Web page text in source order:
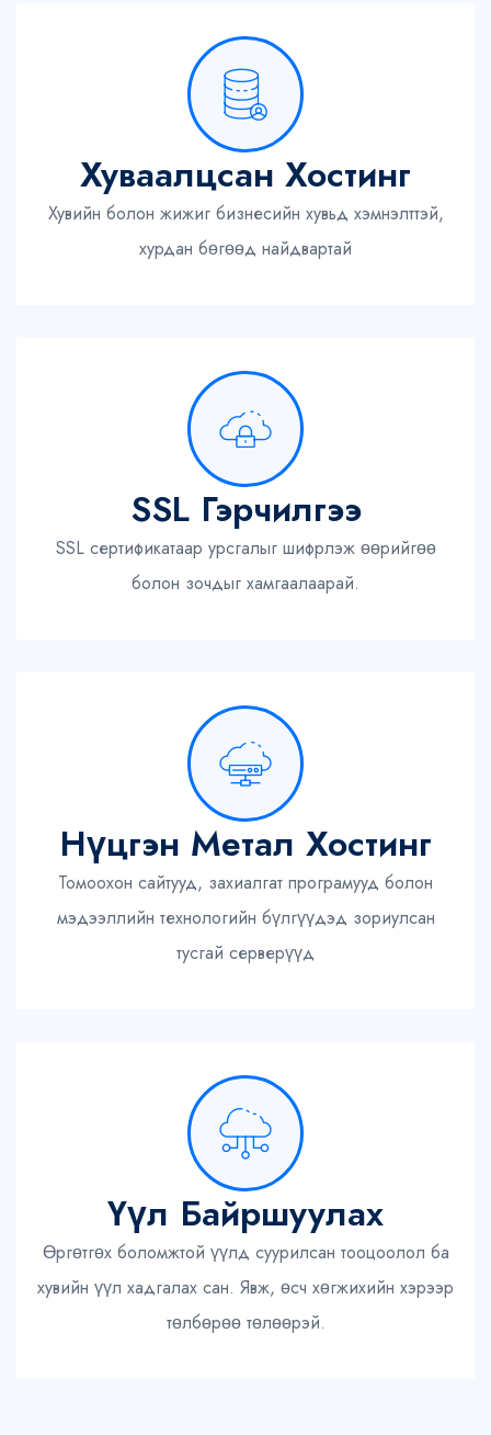
Хуваалцсан Хостинг
Хувийн болон жижиг бизнесийн хувьд хэмнэлттэй,
хурдан бөгөөд найдвартай
SSL Гэрчилгээ
SSL сертификатаар урсгалыг шифрлэж өөрийгөө
болон зочдыг хамгаалаарай.
Нүцгэн Метал Хостинг
Томоохон сайтууд, захиалгат програмууд болон
мэдээллийн технологийн бүлгүүдэд зориулсан
тусгай серверүүд
Үүл Байршуулах
Өргөтгөх боломжтой үүлд суурилсан тооцоолол ба
хувийн үүл хадгалах сан. Явж, өсч хөгжихийн хэрээр
төлбөрөө төлөөрэй.